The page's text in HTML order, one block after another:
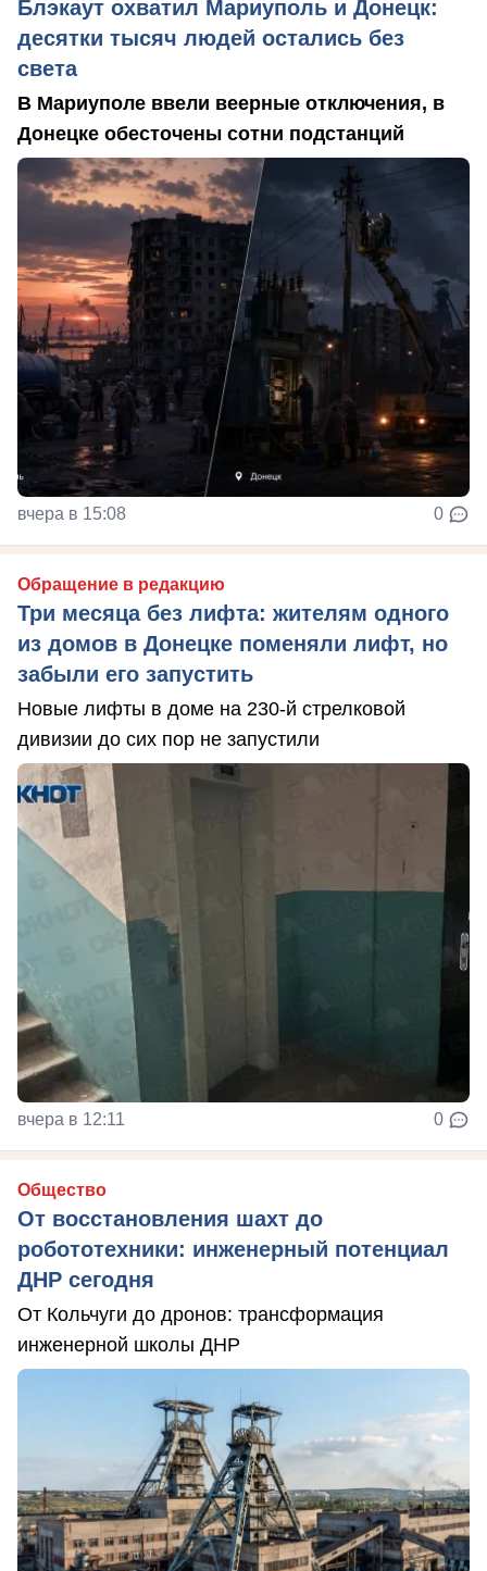
Блэкаут охватил Мариуполь и Донецк:
десятки тысяч людей остались без
света
В Мариуполе ввели веерные отключения, в
Донецке обесточены сотни подстанций
вчера в 15:08 0
Обращение в редакцию
Три месяца без лифта: жителям одного
из домов в Донецке поменяли лифт, но
забыли его запустить
Новые лифты в доме на 230-й стрелковой
дивизии до сих пор не запустили
вчера в 12:11 0
Общество
От восстановления шахт до
робототехники: инженерный потенциал
ДНР сегодня
От Кольчуги до дронов: трансформация
инженерной школы ДНР